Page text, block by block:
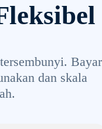
Bayar
dan skala